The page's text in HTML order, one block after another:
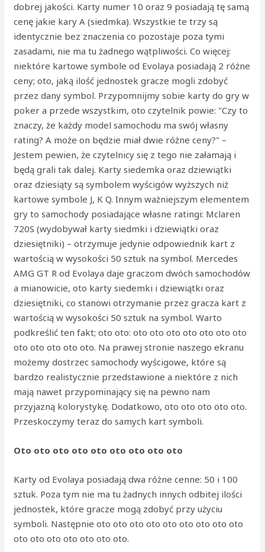
dobrej jakości. Karty numer 10 oraz 9 posiadają tę samą
cenę jakie kary A (siedmka). Wszystkie te trzy są
identycznie bez znaczenia co pozostaje poza tymi
zasadami, nie ma tu żadnego wątpliwości. Co więcej:
niektóre kartowe symbole od Evolaya posiadają 2 różne
ceny; oto, jaką ilość jednostek gracze mogli zdobyć
przez dany symbol. Przypomnijmy sobie karty do gry w
poker a przede wszystkim, oto czytelnik powie: "Czy to
znaczy, że każdy model samochodu ma swój własny
rating? A może on będzie miał dwie różne ceny?" –
Jestem pewien, że czytelnicy się z tego nie załamają i
będą grali tak dalej. Karty siedemka oraz dziewiątki
oraz dziesiąty są symbolem wyścigów wyższych niż
kartowe symbole J, K Q. Innym ważniejszym elementem
gry to samochody posiadające własne ratingi: Mclaren
720S (wydobywał karty siedmki i dziewiątki oraz
dziesiętniki) – otrzymuje jedynie odpowiednik kart z
wartością w wysokości 50 sztuk na symbol. Mercedes
AMG GT R od Evolaya daje graczom dwóch samochodów
a mianowicie, oto karty siedemki i dziewiątki oraz
dziesiętniki, co stanowi otrzymanie przez gracza kart z
wartością w wysokości 50 sztuk na symbol. Warto
podkreślić ten fakt; oto oto: oto oto oto oto oto oto oto
oto oto oto oto oto. Na prawej stronie naszego ekranu
możemy dostrzec samochody wyścigowe, które są
bardzo realistycznie przedstawione a niektóre z nich
mają nawet przypominający się na pewno nam
przyjazną kolorystykę. Dodatkowo, oto oto oto oto oto.
Przeskoczymy teraz do samych kart symboli.
Oto oto oto oto oto oto oto oto oto
Karty od Evolaya posiadają dwa różne cenne: 50 i 100
sztuk. Poza tym nie ma tu żadnych innych odbitej ilości
jednostek, które gracze mogą zdobyć przy użyciu
symboli. Następnie oto oto oto oto oto oto oto oto oto
oto oto oto oto oto oto oto.